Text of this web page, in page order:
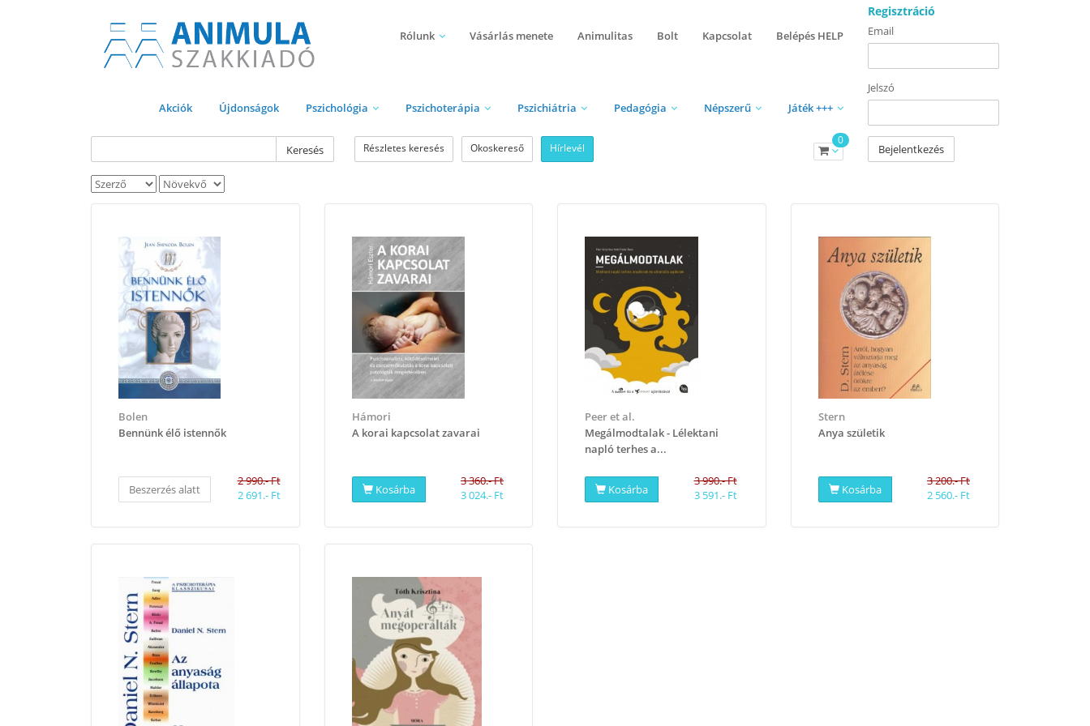
Rólunk Vásárlás menete Animulitas Bolt Kapcsolat Belépés HELP
Akciók Újdonságok Pszichológia Pszichoterápia Pszichiátria Pedagógia Népszerű Játék +++
Keresés Részletes keresés Okoskereső Hírlevél
0
Regisztráció
Email
Jelszó
Bejelentkezés
Bolen
Bennünk élő istennők
Beszerzés alatt
2 990.- Ft
2 691.- Ft
Hámori
A korai kapcsolat zavarai
Kosárba
3 360.- Ft
3 024.- Ft
Peer et al.
Megálmodtalak - Lélektani
napló terhes a...
Kosárba
3 990.- Ft
3 591.- Ft
Stern
Anya születik
Kosárba
3 200.- Ft
2 560.- Ft